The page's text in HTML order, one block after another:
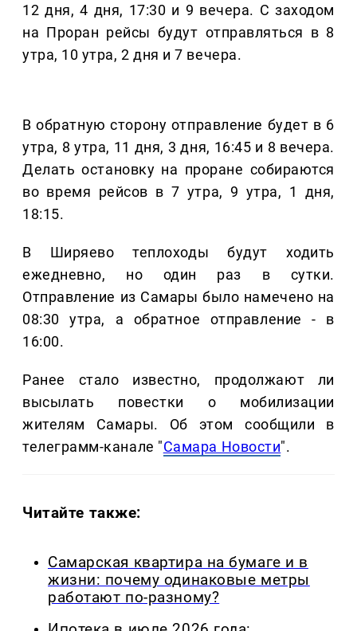
12 дня, 4 дня, 17:30 и 9 вечера. С заходом
на Проран рейсы будут отправляться в 8
утра, 10 утра, 2 дня и 7 вечера.
В обратную сторону отправление будет в 6
утра, 8 утра, 11 дня, 3 дня, 16:45 и 8 вечера.
Делать остановку на проране собираются
во время рейсов в 7 утра, 9 утра, 1 дня,
18:15.
В Ширяево теплоходы будут ходить
ежедневно, но один раз в сутки.
Отправление из Самары было намечено на
08:30 утра, а обратное отправление - в
16:00.
Ранее стало известно, продолжают ли
высылать повестки о мобилизации
жителям Самары. Об этом сообщили в
телеграмм-канале "Самара Новости".
Читайте также:
Самарская квартира на бумаге и в
жизни: почему одинаковые метры
работают по-разному?